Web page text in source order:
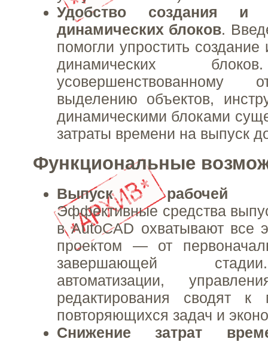
Удобство создания и
динамических блоков.
помогли упростить создание
динамических
усовершенствованному
выделению объектов,
динамическими блоками
затраты времени на выпуск
Функциональные
Выпуск рабочей
Эффективные средства
в AutoCAD охватывают все
проектом — от
завершающей
автоматизации,
редактирования сводят к
повторяющихся задач и
Снижение затрат